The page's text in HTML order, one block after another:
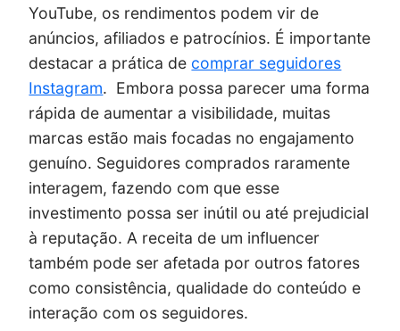
YouTube, os rendimentos podem vir de
anúncios, afiliados e patrocínios. É importante
destacar a prática de comprar seguidores
Instagram. Embora possa parecer uma forma
rápida de aumentar a visibilidade, muitas
marcas estão mais focadas no engajamento
genuíno. Seguidores comprados raramente
interagem, fazendo com que esse
investimento possa ser inútil ou até prejudicial
à reputação. A receita de um influencer
também pode ser afetada por outros fatores
como consistência, qualidade do conteúdo e
interação com os seguidores.